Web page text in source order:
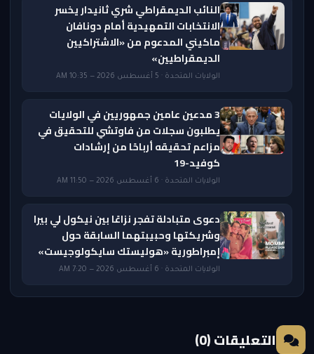
النائب الديمقراطي شري ثانيدار يخسر
الانتخابات التمهيدية أمام دونافان
ماكيني المدعوم من «الاشتراكيين
الديمقراطيين»
الولايات المتحدة · 5 أغسطس 2026 — 10:35 AM
3 مدعين عامين جمهوريين في الولايات
يطلبون سجلات من فاوتشي للتحقيق في
مزاعم تحقيقه أرباحًا من إرشادات
كوفيد-19
الولايات المتحدة · 6 أغسطس 2026 — 11:50 AM
دعوى متبادلة تفجر نزاعًا بين نيكول لي بيرا
وشريكتها وحبيبتهما السابقة حول
إمبراطورية «هوليستك سايكولوجيست»
الولايات المتحدة · 6 أغسطس 2026 — 7:20 AM
التعليقات (0)